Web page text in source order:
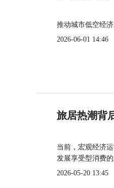
推动城市低空经
2026-06-01 14:46
旅居热潮背
当前，宏观经济
发展享受型消费的
2026-05-20 13:45